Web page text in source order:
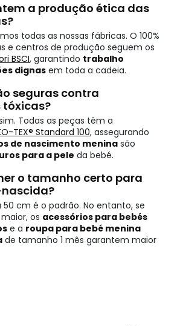
a produção ética das
todas as nossas fábricas. O 100%
e centros de produção seguem os
BSCI, garantindo trabalho
dignasem toda a cadeia.
seguras contra
Todas as peças têm a
TEX® Standard 100, assegurando
de nascimento menina são
para a pele da bebé.
o tamanho certo para
cm é o padrão. No entanto, se
os acessórios para bebés
e a roupa para bebé menina
de tamanho 1 mês garantem maior